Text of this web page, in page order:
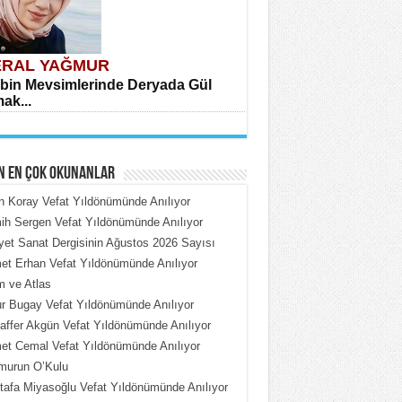
YAĞMUR
Mevsimlerinde Deryada Gül
ÇOBAN
Put Dışardaki Maskeler...
EN ÇOK OKUNANLAR
Koray Vefat Yıldönümünde Anılıyor
Sergen Vefat Yıldönümünde Anılıyor
Sanat Dergisinin Ağustos 2026 Sayısı
Erhan Vefat Yıldönümünde Anılıyor
ve Atlas
Bugay Vefat Yıldönümünde Anılıyor
Akgün Vefat Yıldönümünde Anılıyor
Cemal Vefat Yıldönümünde Anılıyor
O’Kulu
Miyasoğlu Vefat Yıldönümünde Anılıyor